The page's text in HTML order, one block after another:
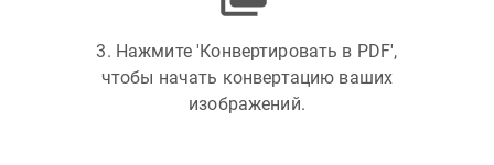
3. Нажмите 'Конвертировать в PDF',
чтобы начать конвертацию ваших
изображений.